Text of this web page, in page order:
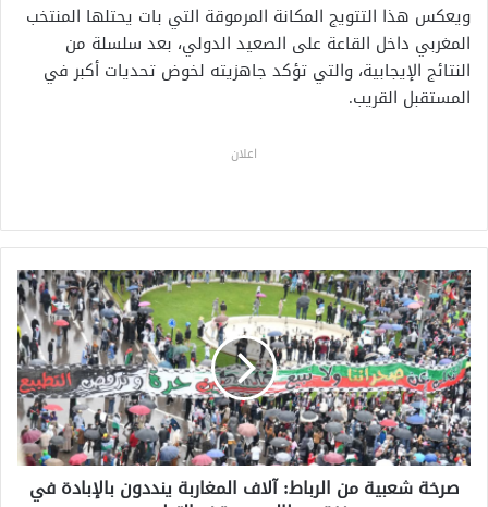
ويعكس هذا التتويج المكانة المرموقة التي بات يحتلها المنتخب
المغربي داخل القاعة على الصعيد الدولي، بعد سلسلة من
النتائج الإيجابية، والتي تؤكد جاهزيته لخوض تحديات أكبر في
المستقبل القريب.
اعلان
ص
ر
خ
ة
ش
ع
ب
ي
ة
صرخة شعبية من الرباط: آلاف المغاربة ينددون بالإبادة في